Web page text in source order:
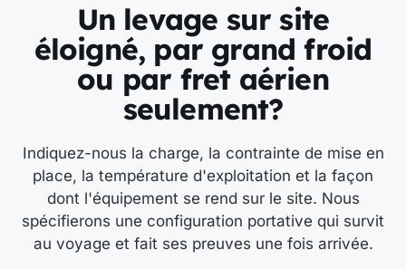
Un levage sur site
éloigné, par grand froid
ou par fret aérien
seulement?
Indiquez-nous la charge, la contrainte de mise en
place, la température d'exploitation et la façon
dont l'équipement se rend sur le site. Nous
spécifierons une configuration portative qui survit
au voyage et fait ses preuves une fois arrivée.